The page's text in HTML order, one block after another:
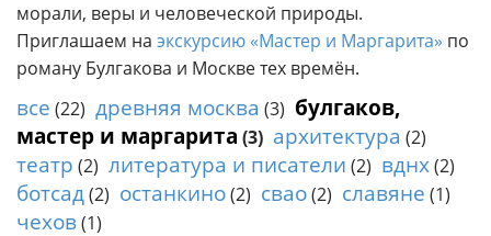
к
в
е
.
Г
и
д
п
морали, веры и человеческой природы.
Приглашаем на экскурсию «Мастер и Маргарита» по
роману Булгакова и Москве тех времён.
все (22) древняя москва (3) булгаков,
мастер и маргарита (3) архитектура (2)
театр (2) литература и писатели (2) вднх(2)
ботсад(2) останкино(2) свао(2) славяне (1)
чехов(1)